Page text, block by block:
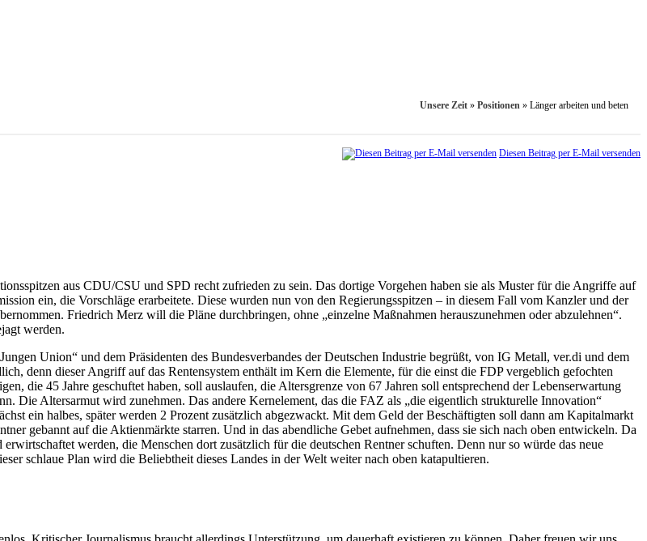
Unsere Zeit » Positionen » Länger arbeiten und beten
Diesen Beitrag per E-Mail versenden
aus CDU/CSU und SPD recht zufrieden zu sein. Das dortige Vorgehen haben sie als Muster für die Angriffe auf
ein, die Vorschläge erarbeitete. Diese wurden nun von den Regierungsspitzen – in diesem Fall vom Kanzler und der
Friedrich Merz will die Pläne durchbringen, ohne „einzelne Maßnahmen herauszunehmen oder abzulehnen“.
werden.
Union“ und dem Präsidenten des Bundesverbandes der Deutschen Industrie begrüßt, von IG Metall, ver.di und dem
denn dieser Angriff auf das Rentensystem enthält im Kern die Elemente, für die einst die FDP vergeblich gefochten
die 45 Jahre geschuftet haben, soll auslaufen, die Altersgrenze von 67 Jahren soll entsprechend der Lebenserwartung
Die Altersarmut wird zunehmen. Das andere Kernelement, das die FAZ als „die eigentlich strukturelle Innovation“
ein halbes, später werden 2 Prozent zusätzlich abgezwackt. Mit dem Geld der Beschäftigten soll dann am Kapitalmarkt
gebannt auf die Aktienmärkte starren. Und in das abendliche Gebet aufnehmen, dass sie sich nach oben entwickeln. Da
werden, die Menschen dort zusätzlich für die deutschen Rentner schuften. Denn nur so würde das neue
schlaue Plan wird die Beliebtheit dieses Landes in der Welt weiter nach oben katapultieren.